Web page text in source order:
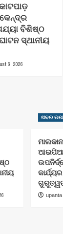
ବିଶିଷ୍ଠ
ସ୍ଥାନୀୟ
6, 2026
ଖବର